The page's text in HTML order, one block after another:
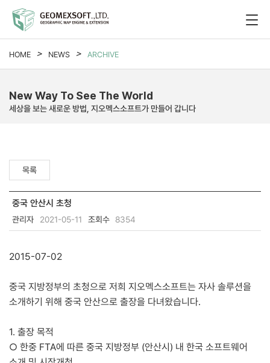
HOME NEWS ARCHIVE
New Way To See The World
세상을 보는 새로운 방법, 지오멕스소프트가 만들어 갑니다
목록
중국 안산시 초청
관리자 2021-05-11 조회수 8354
2015-07-02
중국 지방정부의 초청으로 저희 지오멕스소프트는 자사 솔루션을
소개하기 위해 중국 안산으로 출장을 다녀왔습니다.
1. 출장 목적
○ 한중 FTA에 따른 중국 지방정부 (안산시) 내 한국 소프트웨어